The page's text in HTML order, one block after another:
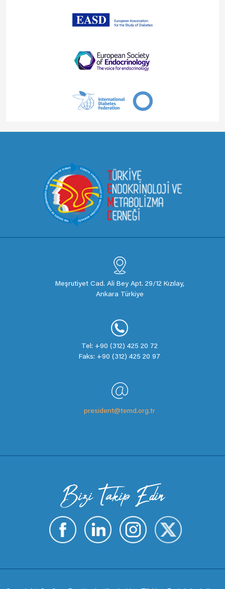
Meşrutiyet Cad. Ali Bey Apt. 29/12 Kızılay,
Ankara Türkiye
Tel: +90 (312) 425 20 72
Faks: +90 (312) 425 20 97
president@temd.org.tr
Bizi Takip Edin